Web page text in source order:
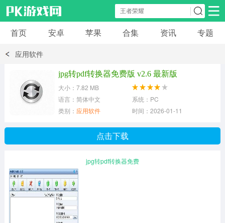
安卓应用 安卓游戏
模拟经营
首页 安卓 苹果 合集 资讯 专题
应用软件
jpg转pdf转换器免费版 v2.6 最新版
大小：7.82 MB
语言：简体中文
系统：PC
类别： 应用软件 时间：2026-01-11
点击下载
jpg转pdf转换器免费